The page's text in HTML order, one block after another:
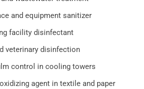
and equipment sanitizer
facility disinfectant
veterinary disinfection
control in cooling towers
agent in textile and paper